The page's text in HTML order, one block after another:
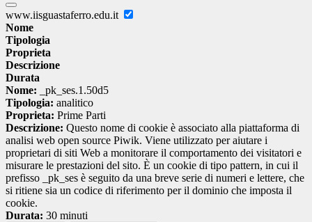
www.iisguastaferro.edu.it
Nome
Tipologia
Proprieta
Descrizione
Durata
Nome: _pk_ses.1.50d5
Tipologia: analitico
Proprieta: Prime Parti
Descrizione: Questo nome di cookie è associato alla piattaforma di
analisi web open source Piwik. Viene utilizzato per aiutare i
proprietari di siti Web a monitorare il comportamento dei visitatori e
misurare le prestazioni del sito. È un cookie di tipo pattern, in cui il
prefisso _pk_ses è seguito da una breve serie di numeri e lettere, che
si ritiene sia un codice di riferimento per il dominio che imposta il
cookie.
Durata: 30 minuti